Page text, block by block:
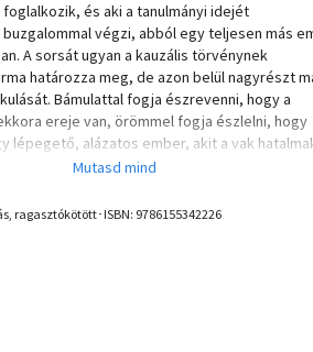
és aki a tanulmányi idejét
végzi, abból egy teljesen más
A sorsát ugyan a kauzális törvénynek
határozza meg, de azon belül nagyrészt
Bámulattal fogja észrevenni, hogy a
ereje van, örömmel fogja észlelni, hogy
lépegető, alázatos ember, akit a vak
mint korábban volt, érezni fogja, hogy
fog az ereje felett, ami a helyes
az életét szabaddá és kellemessé teszi,
ragasztókötött･ISBN: 9786155342226